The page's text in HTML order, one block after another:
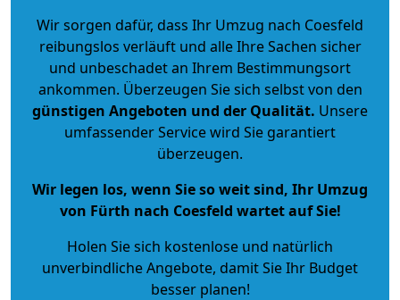
Wir sorgen dafür, dass Ihr Umzug nach Coesfeld
reibungslos verläuft und alle Ihre Sachen sicher
und unbeschadet an Ihrem Bestimmungsort
ankommen. Überzeugen Sie sich selbst von den
günstigen Angeboten und der Qualität. Unsere
umfassender Service wird Sie garantiert
überzeugen.
Wir legen los, wenn Sie so weit sind, Ihr Umzug
von Fürth nach Coesfeld wartet auf Sie!
Holen Sie sich kostenlose und natürlich
unverbindliche Angebote, damit Sie Ihr Budget
besser planen!